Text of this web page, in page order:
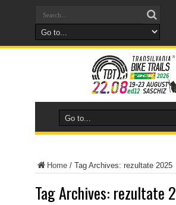
Home / Tag Archives: rezultate 2025
Tag Archives: rezultate